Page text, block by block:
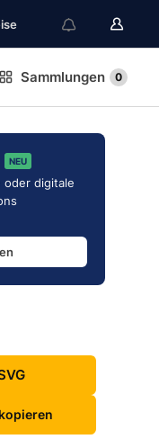
Sammlungen 0
NEU
oder digitale